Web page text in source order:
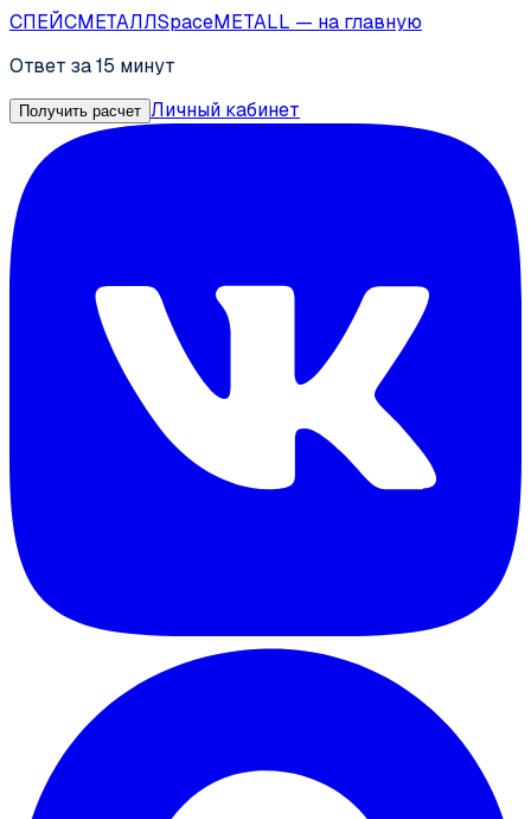
СПЕЙСМЕТАЛЛSpaceMETALL — на главную
Ответ за 15 минут
Получить расчет Личный кабинет